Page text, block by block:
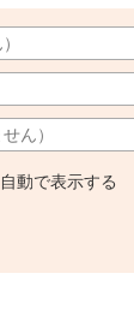
動で表示する